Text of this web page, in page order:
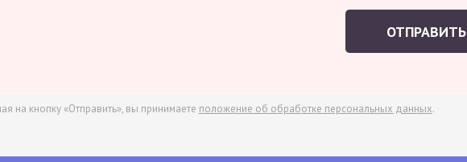
ОТПРАВИТЬ
на кнопку «Отправить», вы принимаете положение об обработке персональных данных.